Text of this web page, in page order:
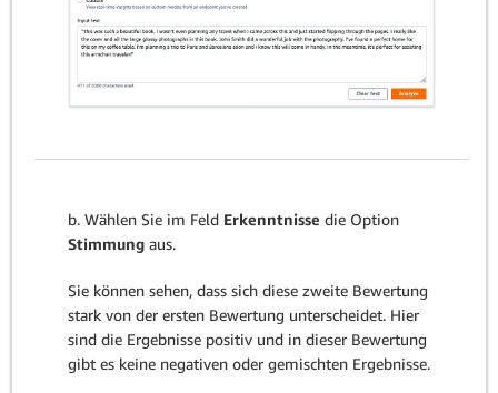
b. Wählen Sie im Feld Erkenntnisse die Option
Stimmung aus.
Sie können sehen, dass sich diese zweite Bewertung
stark von der ersten Bewertung unterscheidet. Hier
sind die Ergebnisse positiv und in dieser Bewertung
gibt es keine negativen oder gemischten Ergebnisse.